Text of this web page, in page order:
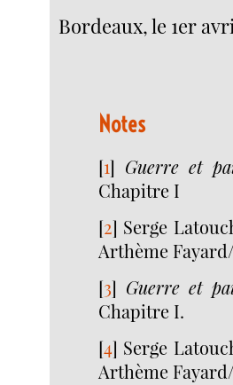
Bordeaux, le 1er
Notes
[1] Guerre et
Chapitre I
[2] Serge
Arthème
[3] Guerre et
Chapitre I.
[4] Serge
Arthème